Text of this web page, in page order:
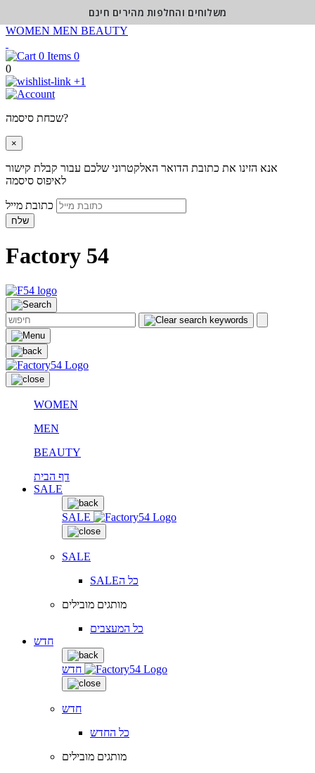
WOMEN MEN BEAUTY
0
0
+1
שכחת סיסמה?
×
אנא הזינו את כתובת הדואר האלקטרוני שלכם עבור קבלת קישור
לאיפוס סיסמה
שלח
Factory 54
WOMEN
MEN
BEAUTY
דף הבית
SALE
SALE
SALE
SALEכל ה
מותגים מובילים
כל המעצבים
חדש
חדש
חדש
כל החדש
מותגים מובילים
משלוחים והחלפות מהירים חינם